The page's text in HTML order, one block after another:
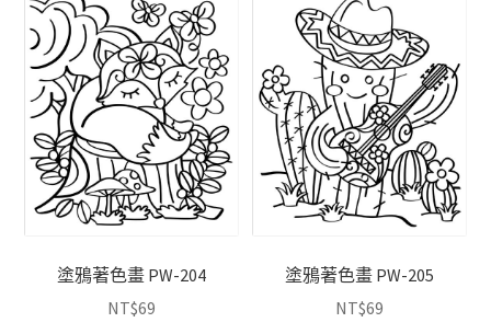
塗鴉著色畫 PW-204
NT$69
塗鴉著色畫 PW-205
NT$69